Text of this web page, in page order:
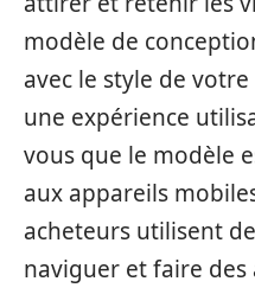
modèle de
avec le style de
une expérience
vous que le modèle
aux appareils
acheteurs utilisent
naviguer et faire des